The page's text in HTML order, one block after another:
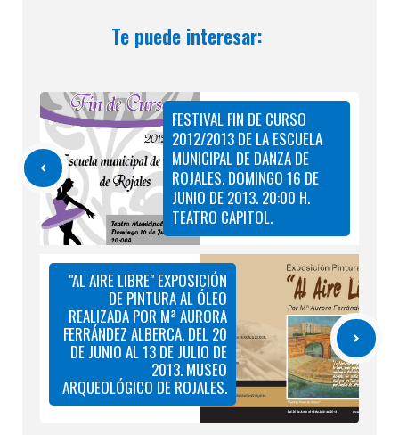
Te puede interesar:
FESTIVAL FIN DE CURSO
2012/2013 DE LA ESCUELA
MUNICIPAL DE DANZA DE
ROJALES. DOMINGO 16 DE
JUNIO DE 2013. 20:00 H.
TEATRO CAPITOL.
"AL AIRE LIBRE" EXPOSICIÓN
DE PINTURA AL ÓLEO
REALIZADA POR Mª AURORA
FERRÁNDEZ ALBERCA. DEL 20
DE JUNIO AL 13 DE JULIO DE
2013. MUSEO
ARQUEOLÓGICO DE ROJALES.